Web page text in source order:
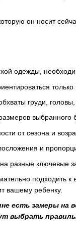
он носит
одежды,
груди, головы,
выбранного
от сезона и
и
разные ключевые
вашему ребенку.
есть замеры
выбрать